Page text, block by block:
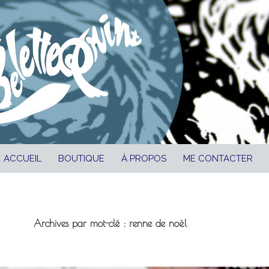
ACCUEIL BOUTIQUE À PROPOS ME CONTACTER
Archives par mot-clé : renne de noël